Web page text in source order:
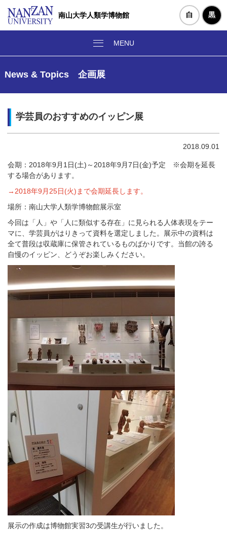
南山大学人類学博物館 白 黒
News & Topics 企画展
学芸員のおすすめのイッピン展
2018.09.01
会期：2018年9月1日(土)～2018年9月7日(金)予定 ※会期を延長
する場合があります。
→2018年9月25日(火)まで会期延長します。
場所：南山大学人類学博物館展示室
今回は「人」や「人に類似する存在」に見られる人体表現をテー
マに、学芸員がはりきって資料を選定しました。展示中の資料は
全て普段は収蔵庫に保管されているものばかりです。当館の誇る
自慢のイッピン、どうぞお楽しみください。
展示の作成は博物館実習3の受講生が行いました。